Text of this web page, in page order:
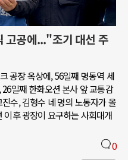
고공에..."조기 대선 주
공장 옥상에, 56일째 명동역 세
일째 한화오션 본사 앞 교통감
수, 김형수 네 명의 노동자가 올
이후 광장이 요구하는 사회대개
0